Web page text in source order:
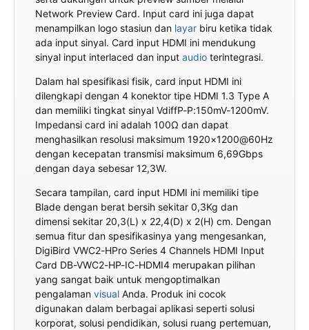
Network Preview Card. Input card ini juga dapat
menampilkan logo stasiun dan layar biru ketika tidak
ada input sinyal. Card input HDMI ini mendukung
sinyal input interlaced dan input audio terintegrasi.
Dalam hal spesifikasi fisik, card input HDMI ini
dilengkapi dengan 4 konektor tipe HDMI 1.3 Type A
dan memiliki tingkat sinyal VdiffP-P:150mV-1200mV.
Impedansi card ini adalah 100Ω dan dapat
menghasilkan resolusi maksimum 1920×1200@60Hz
dengan kecepatan transmisi maksimum 6,69Gbps
dengan daya sebesar 12,3W.
Secara tampilan, card input HDMI ini memiliki tipe
Blade dengan berat bersih sekitar 0,3Kg dan
dimensi sekitar 20,3(L) x 22,4(D) x 2(H) cm. Dengan
semua fitur dan spesifikasinya yang mengesankan,
DigiBird VWC2-HPro Series 4 Channels HDMI Input
Card DB-VWC2-HP-IC-HDMI4 merupakan pilihan
yang sangat baik untuk mengoptimalkan
pengalaman visual Anda. Produk ini cocok
digunakan dalam berbagai aplikasi seperti solusi
korporat, solusi pendidikan, solusi ruang pertemuan,